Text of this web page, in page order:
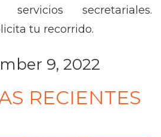
secretariales.
tu recorrido.
9, 2022
RECIENTES